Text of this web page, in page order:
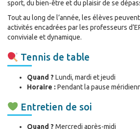
sport, du bien-être et du plaisir de se
Tout au long de l’année, les élèves
activités encadrées par les professeurs
conviviale et dynamique.
Tennis de table
Quand ? Lundi, mardi et jeudi
Horaire : Pendant la pause
Entretien de soi
Quand ? Mercredi après-midi